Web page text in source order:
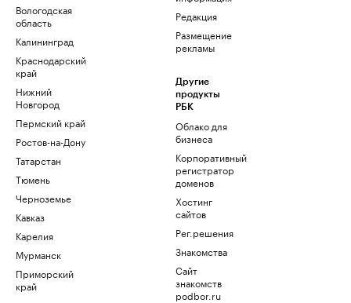
Вологодская
область
Калининград
Краснодарский
край
Нижний
Новгород
Пермский край
Ростов-на-Дону
Татарстан
Тюмень
Черноземье
Кавказ
Карелия
Мурманск
Приморский
край
Редакция
Размещение
рекламы
Другие
продукты
РБК
Облако для
бизнеса
Корпоративный
регистратор
доменов
Хостинг
сайтов
Рег.решения
Знакомства
Сайт
знакомств
podbor.ru